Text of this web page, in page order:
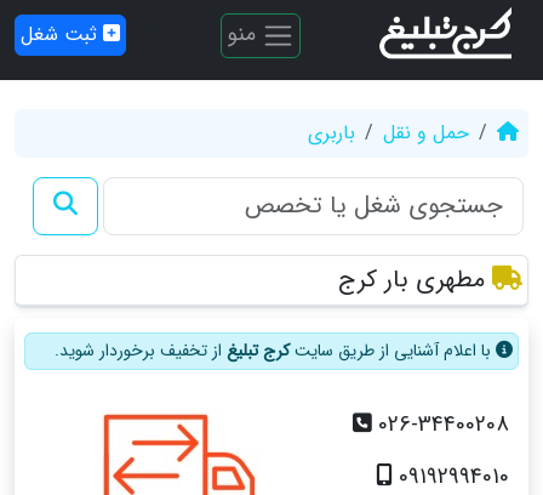
منو ثبت شغل
حمل و نقل باربری
مطهری بار کرج
با اعلام آشنایی از طریق سایتکرج تبلیغ از تخفیف برخوردار شوید.
026-34400208
09192994010